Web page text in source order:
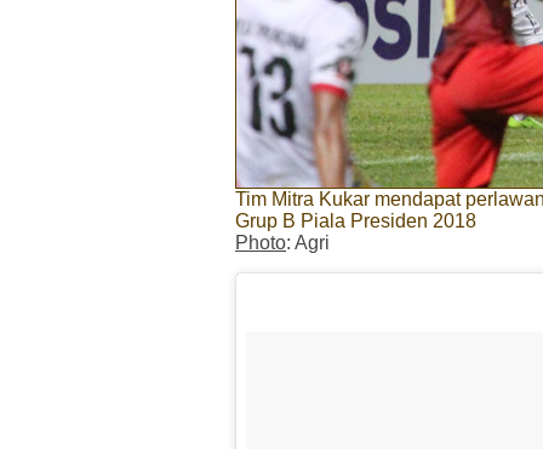
Tim Mitra Kukar mendapat
Grup B Piala Presiden 2018
Photo: Agri